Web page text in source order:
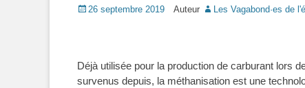
Posted
26 septembre 2019 Auteur Les Vagabond·es de
Déjà utilisée pour la production de carburant lors
survenus depuis, la méthanisation est une